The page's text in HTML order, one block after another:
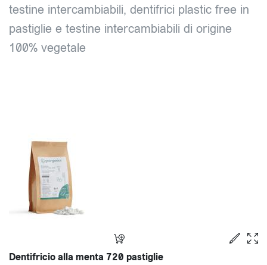
testine intercambiabili, dentifrici plastic free in
pastiglie e testine intercambiabili di origine
100% vegetale
Dentifricio alla menta 720 pastiglie